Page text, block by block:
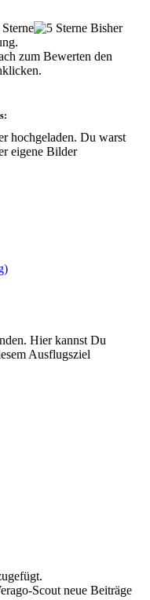
Bisher
zum Bewerten den
hochgeladen. Du warst
eigene Bilder
Hier kannst Du
Ausflugsziel
Scout neue Beiträge